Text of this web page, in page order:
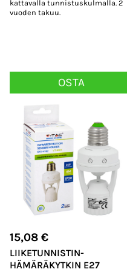
kattavalla tunnistuskulmalla. 2
vuoden takuu.
OSTA
15,08 €
LIIKETUNNISTIN-
HÄMÄRÄKYTKIN E27